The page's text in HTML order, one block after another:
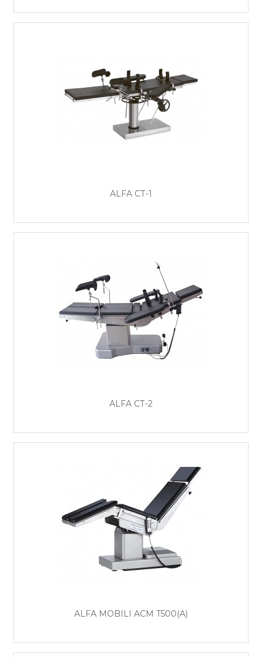
ALFA СТ-1
ALFA СТ-2
ALFA MOBILI ACM T500(A)